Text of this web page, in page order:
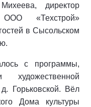
директор
ООО «Техстрой»
в Сысольском
с программы,
художественной
Горьковской. Вёл
Дома культуры